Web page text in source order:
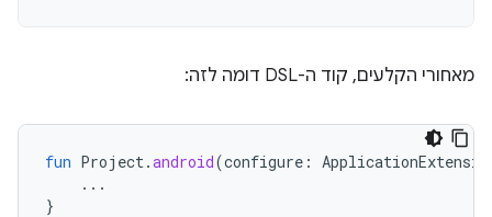
מאחורי הקלעים, קוד ה-DSL דומה לזה:
fun Project.android(configure :
...
}